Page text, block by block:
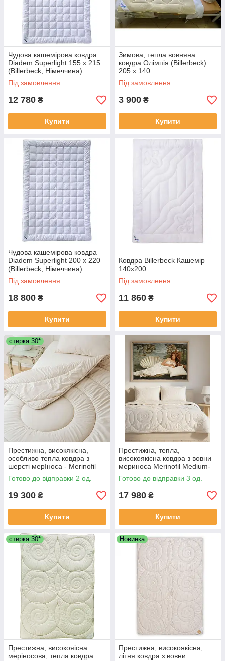
Чудова кашемірова ковдра
Diadem Superlight 155 х 215
(Billerbeck, Німеччина)
Під замовлення
12 780 ₴
Купити
Зимова, тепла вовняна
ковдра Олімпія (Billerbeck)
205 х 140
Під замовлення
3 900 ₴
Купити
Чудова кашемірова ковдра
Diadem Superlight 200 х 220
(Billerbeck, Німеччина)
Під замовлення
18 800 ₴
Купити
Ковдра Billerbeck Кашемір
140х200
Під замовлення
11 860 ₴
Купити
стирка 30*
Престижна, високякісна,
особливо тепла ковдра з
шерсті мерІноса - Merinofil
Extra 220х200
Готово до відправки 2 од.
19 300 ₴
Купити
Престижна, тепла,
високоякісна ковдра з вовни
мериноса Merinofil Medium-
220 х 200 (Словіння)
Готово до відправки 3 од.
17 980 ₴
Купити
стирка 30*
Престижна, високояiсна
мерiносова, тепла ковдра
Новинка
Престижна, високоякісна,
літня ковдра з вовни